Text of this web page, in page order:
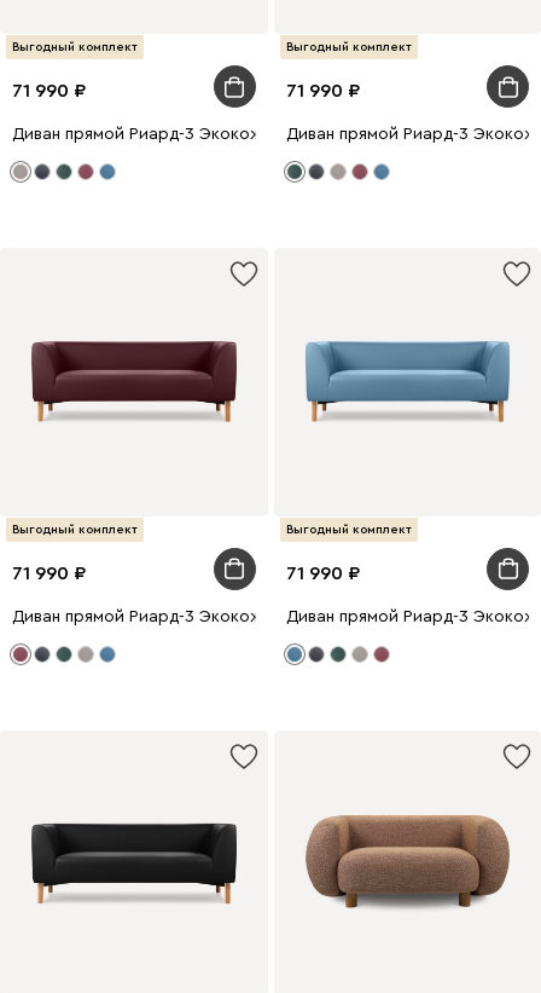
Выгодный комплект
71 990
Диван прямой Риард-3 Экокожа Бежевый
Выгодный комплект
71 990
Диван прямой Риард-3
Выгодный комплект
71 990
Диван прямой Риард-3 Экокожа Бордовый
Выгодный комплект
71 990
Диван прямой Риард-3